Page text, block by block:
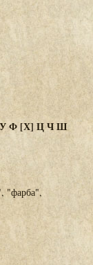
УФ[Х] ЦЧШ
"фарба",